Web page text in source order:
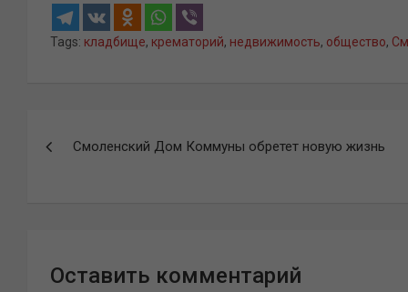
Tags: кладбище, крематорий, недвижимость, общество,
Смоленский Дом Коммуны обретет новую жизнь
Оставить комментарий